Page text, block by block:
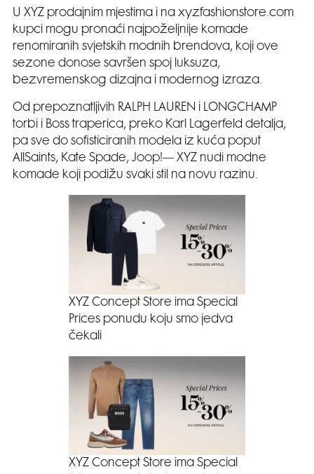
U XYZ prodajnim mjestima i na xyzfashionstore.com
kupci mogu pronaći najpoželjnije komade
renomiranih svjetskih modnih brendova, koji ove
sezone donose savršen spoj luksuza,
bezvremenskog dizajna i modernog izraza.
Od prepoznatljivih RALPH LAUREN i LONGCHAMP
torbi i Boss traperica, preko Karl Lagerfeld detalja,
pa sve do sofisticiranih modela iz kuća poput
AllSaints, Kate Spade, Joop!— XYZ nudi modne
komade koji podižu svaki stil na novu razinu.
XYZ Concept Store ima Special
Prices ponudu koju smo jedva
čekali
XYZ Concept Store ima Special